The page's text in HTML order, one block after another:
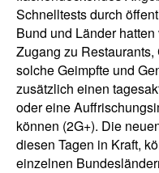
Schnelltests durch
Bund und Länder
Zugang zu
solche Geimpfte und
zusätzlich einen
oder eine
können (2G+). Die
diesen Tagen in Kraft,
einzelnen